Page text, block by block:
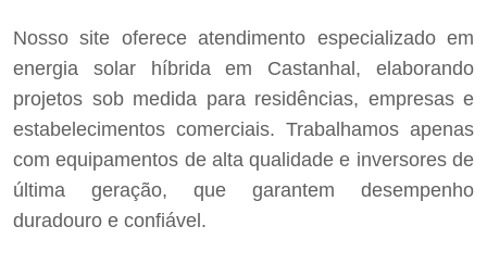
Nosso site oferece atendimento especializado em
energia solar híbrida em Castanhal, elaborando
projetos sob medida para residências, empresas e
estabelecimentos comerciais. Trabalhamos apenas
com equipamentos de alta qualidade e inversores de
última geração, que garantem desempenho
duradouro e confiável.